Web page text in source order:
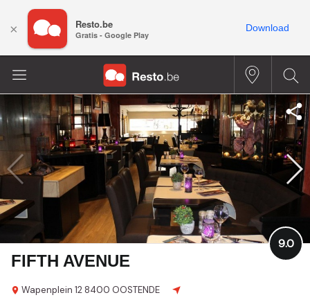
FIFTH AVENUE
Wapenplein 128400 OOSTENDE
9.0
× Resto.be
Gratis - Google Play
Download